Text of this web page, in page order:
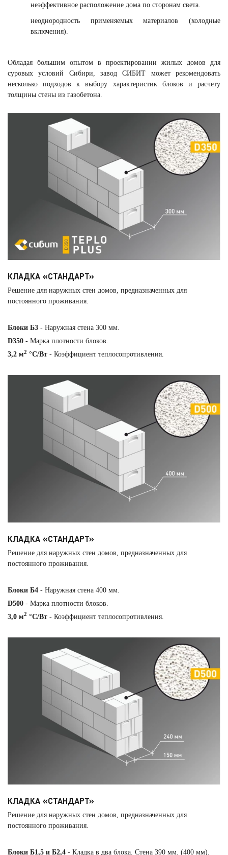
неэффективное расположение дома по сторонам света.
неоднородность применяемых материалов (холодные
включения).
Обладая большим опытом в проектировании жилых домов для
суровых условий Сибири, завод СИБИТ может рекомендовать
несколько подходов к выбору характеристик блоков и расчету
толщины стены из газобетона.
КЛАДКА «СТАНДАРТ»
Решение для наружных стен домов, предназначенных для
постоянного проживания.
Блоки Б3 - Наружная стена 300 мм.
D350 - Марка плотности блоков.
3,2 м2 °С/Вт - Коэффициент теплосопротивления.
КЛАДКА «СТАНДАРТ»
Решение для наружных стен домов, предназначенных для
постоянного проживания.
Блоки Б4 - Наружная стена 400 мм.
D500 - Марка плотности блоков.
3,0 м2 °С/Вт - Коэффициент теплосопротивления.
КЛАДКА «СТАНДАРТ»
Решение для наружных стен домов, предназначенных для
постоянного проживания.
Блоки Б1,5 и Б2,4 - Кладка в два блока. Стена 390 мм. (400 мм).